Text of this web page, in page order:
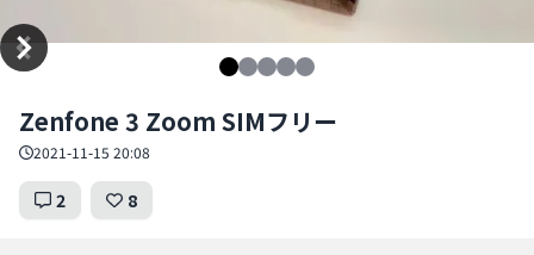
Zenfone 3 Zoom SIMフリー
2021-11-15 20:08
2 8